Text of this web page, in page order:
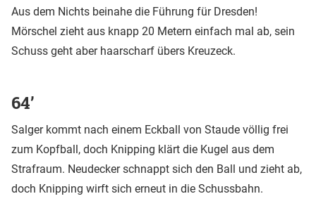
Aus dem Nichts beinahe die Führung für Dresden!
Mörschel zieht aus knapp 20 Metern einfach mal ab, sein
Schuss geht aber haarscharf übers Kreuzeck.
64’
Salger kommt nach einem Eckball von Staude völlig frei
zum Kopfball, doch Knipping klärt die Kugel aus dem
Strafraum. Neudecker schnappt sich den Ball und zieht ab,
doch Knipping wirft sich erneut in die Schussbahn.